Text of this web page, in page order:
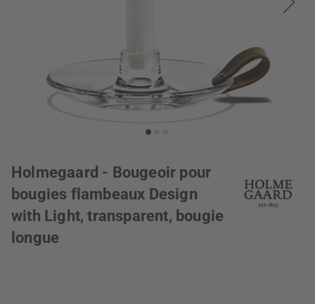
Holmegaard - Bougeoir pour
bougies flambeaux Design
with Light, transparent, bougie
longue